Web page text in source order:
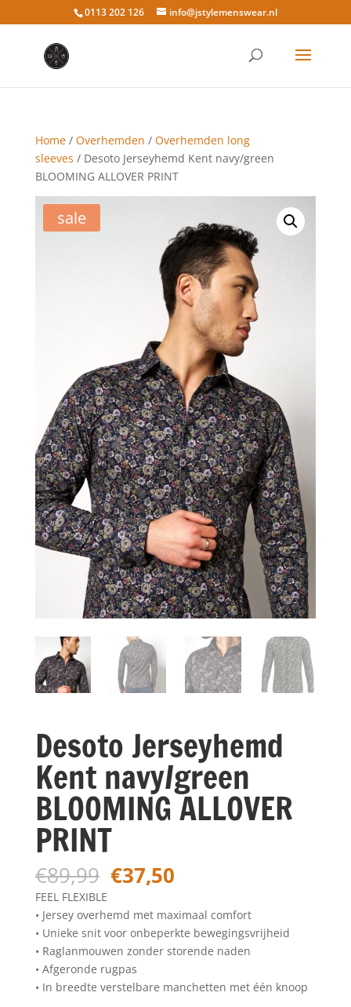
0113 202 126 info@jstylemenswear.nl
Home/ Overhemden / Overhemden long
sleeves / Desoto Jerseyhemd Kent navy/green
BLOOMING ALLOVER PRINT
sale
Desoto Jerseyhemd
Kent navy/green
BLOOMING ALLOVER
PRINT
€89,99 Oorspronkelijke
prijs
was:
€89,99.
€37,50Huidige
is:
€37,50.
FEEL FLEXIBLE
• Jersey overhemd met maximaal comfort
• Unieke snit voor onbeperkte bewegingsvrijheid
• Raglanmouwen zonder storende naden
• Afgeronde rugpas
• In breedte verstelbare manchetten met één knoop